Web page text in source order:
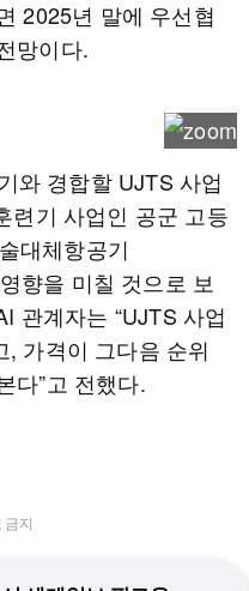
2025년 말에 우선협
망이다.
와 경합할 UJTS 사업
련기 사업인 공군 고등
대체항공기
향을 미칠 것으로 보
관계자는 “UJTS 사업
가격이 그다음 순위
다”고 전했다.
지